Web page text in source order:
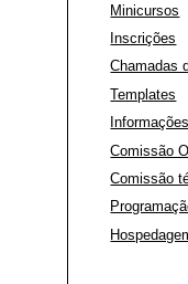
Minicursos
Inscrições
Chamadas
Templates
Comissão
Comissão